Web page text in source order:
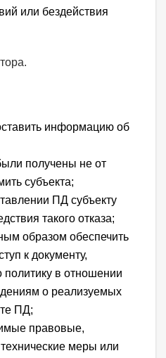
или бездействия
информацию об
получены не от
субъекта;
ПД субъекту
такого отказа;
образом обеспечить
к документу,
в отношении
о реализуемых
ПД;
правовые,
меры или